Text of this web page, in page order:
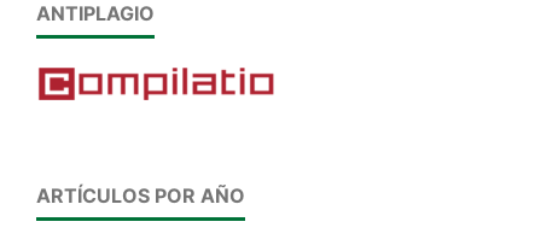
ANTIPLAGIO
ARTÍCULOS POR AÑO